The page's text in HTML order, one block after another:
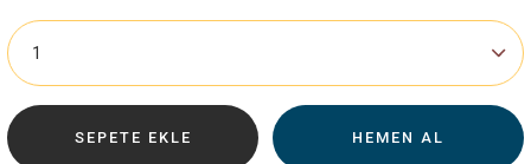
SEPETE EKLE HEMEN AL